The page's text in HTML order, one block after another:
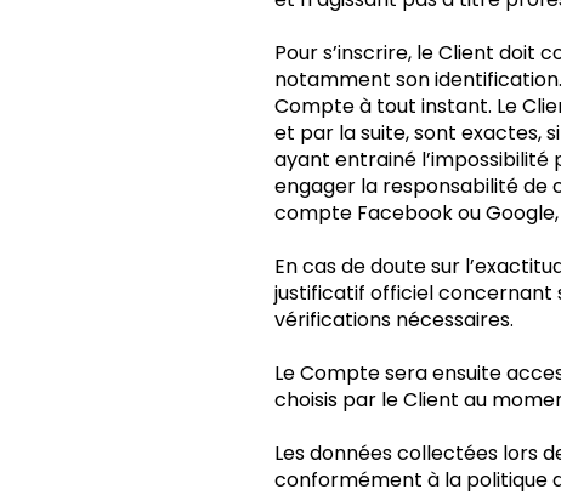
Pour s’inscrire, le Client
notamment son
Compte à tout instant. Le
et par la suite, sont exactes,
ayant entrainé l’impossibilité
engager la responsabilité de
compte Facebook ou
En cas de doute sur
justificatif officiel concernant
vérifications nécessaires.
Le Compte sera ensuite
choisis par le Client au
Les données collectées lors
conformément à la politique